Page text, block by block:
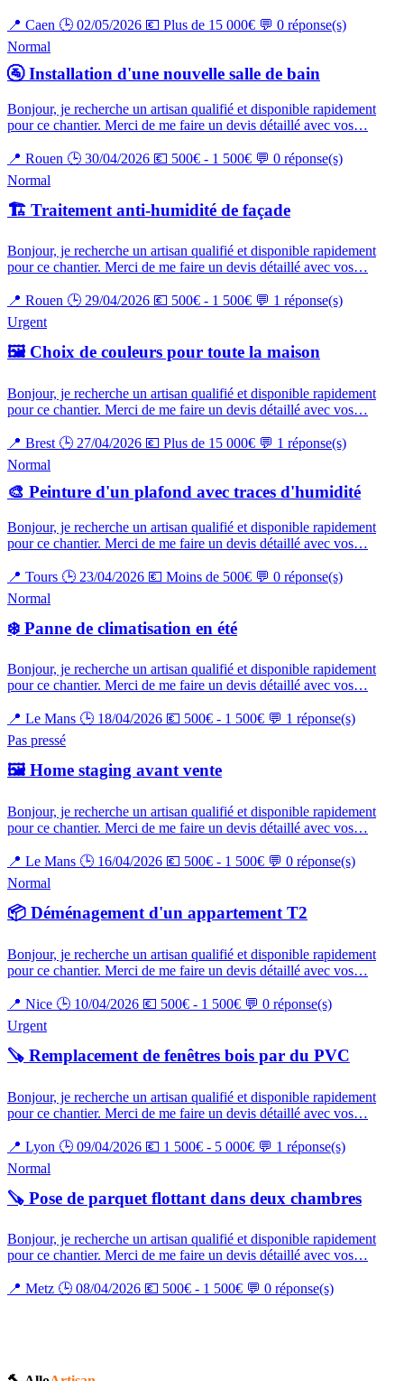
📍 Caen 🕒 02/05/2026 💶 Plus de 15 000€ 💬 0 réponse(s)
Normal
🚰 Installation d'une nouvelle salle de bain
Bonjour, je recherche un artisan qualifié et disponible rapidement
pour ce chantier. Merci de me faire un devis détaillé avec vos…
📍 Rouen 🕒 30/04/2026 💶 500€ - 1 500€ 💬 0 réponse(s)
Normal
🏗️ Traitement anti-humidité de façade
Bonjour, je recherche un artisan qualifié et disponible rapidement
pour ce chantier. Merci de me faire un devis détaillé avec vos…
📍 Rouen 🕒 29/04/2026 💶 500€ - 1 500€ 💬 1 réponse(s)
Urgent
🖼️ Choix de couleurs pour toute la maison
Bonjour, je recherche un artisan qualifié et disponible rapidement
pour ce chantier. Merci de me faire un devis détaillé avec vos…
📍 Brest 🕒 27/04/2026 💶 Plus de 15 000€ 💬 1 réponse(s)
Normal
🎨 Peinture d'un plafond avec traces d'humidité
Bonjour, je recherche un artisan qualifié et disponible rapidement
pour ce chantier. Merci de me faire un devis détaillé avec vos…
📍 Tours 🕒 23/04/2026 💶 Moins de 500€ 💬 0 réponse(s)
Normal
❄️ Panne de climatisation en été
Bonjour, je recherche un artisan qualifié et disponible rapidement
pour ce chantier. Merci de me faire un devis détaillé avec vos…
📍 Le Mans 🕒 18/04/2026 💶 500€ - 1 500€ 💬 1 réponse(s)
Pas pressé
🖼️ Home staging avant vente
Bonjour, je recherche un artisan qualifié et disponible rapidement
pour ce chantier. Merci de me faire un devis détaillé avec vos…
📍 Le Mans 🕒 16/04/2026 💶 500€ - 1 500€ 💬 0 réponse(s)
Normal
📦 Déménagement d'un appartement T2
Bonjour, je recherche un artisan qualifié et disponible rapidement
pour ce chantier. Merci de me faire un devis détaillé avec vos…
📍 Nice 🕒 10/04/2026 💶 500€ - 1 500€ 💬 0 réponse(s)
Urgent
🪚 Remplacement de fenêtres bois par du PVC
Bonjour, je recherche un artisan qualifié et disponible rapidement
pour ce chantier. Merci de me faire un devis détaillé avec vos…
📍 Lyon 🕒 09/04/2026 💶 1 500€ - 5 000€ 💬 1 réponse(s)
Normal
🪚 Pose de parquet flottant dans deux chambres
Bonjour, je recherche un artisan qualifié et disponible rapidement
pour ce chantier. Merci de me faire un devis détaillé avec vos…
📍 Metz 🕒 08/04/2026 💶 500€ - 1 500€ 💬 0 réponse(s)